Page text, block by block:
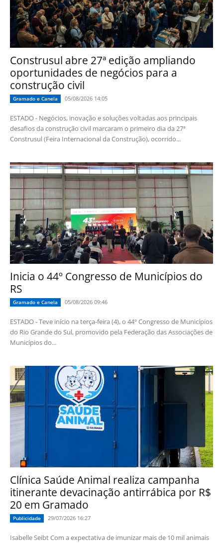
Construsul abre 27ª edição ampliando
oportunidades de negócios para a
construção civil
Gramado e Canela 05/08/2026 14:05
ESTADO - Negócios, inovação e soluções voltadas aos principais
desafios da construção civil marcaram o primeiro dia da 27ª
Construsul (Feira Internacional da Construção), ocorrido...
Inicia o 44º Congresso de Municípios do
RS
Gramado e Canela 05/08/2026 09:46
ESTADO - Teve início na terça-feira (4), o 44º Congresso de Municípios
do Rio Grande do Sul, promovido pela Federação das Associações de
Municípios do...
Clínica Saúde Animal realiza campanha
itinerante devacinação antirrábica por R$
20 em Gramado
Publicidade 29/07/2026 16:27
Isabelle Seibt Com a expectativa de imunizar mais de 10 mil animais